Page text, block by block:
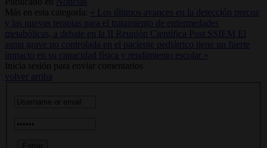
Más en esta categoría: « Los últimos avances en la detección precoz
y las nuevas terapias para el tratamiento de enfermedades
metabólicas, a debate en la II Reunión Científica Post SSIEM El
asma grave no controlada en el paciente pediátrico tiene un fuerte
impacto en su capacidad física y rendimiento escolar »
Inicia sesión para enviar comentarios
volver arriba